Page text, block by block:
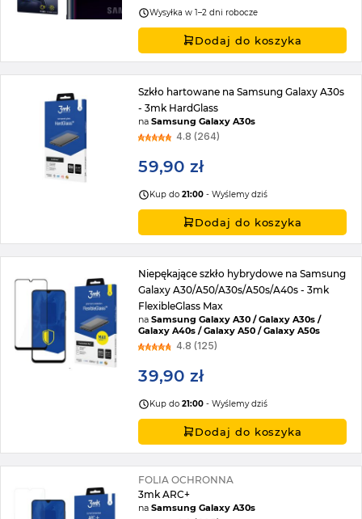
Wysyłka w 1–2 dni robocze
Dodaj do koszyka
Szkło hartowane na Samsung Galaxy A30s
- 3mk HardGlass
naSamsung Galaxy A30s
4.8 (264)
59,90 zł
Kup do21:00 - Wyślemy dziś
Dodaj do koszyka
Niepękające szkło hybrydowe na Samsung
Galaxy A30/A50/A30s/A50s/A40s - 3mk
FlexibleGlass Max
naSamsung Galaxy A30 / Galaxy A30s /
Galaxy A40s / Galaxy A50 / Galaxy A50s
4.8 (125)
39,90 zł
Kup do21:00 - Wyślemy dziś
Dodaj do koszyka
FOLIA OCHRONNA
3mk ARC+
naSamsung Galaxy A30s